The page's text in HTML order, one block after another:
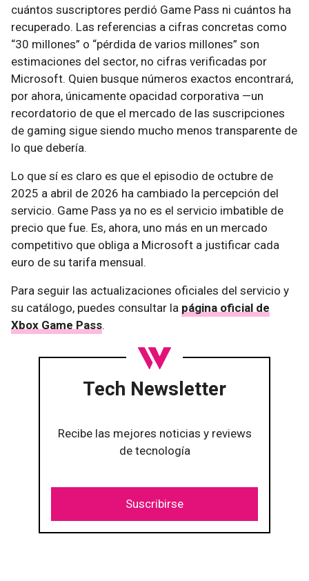
cuántos suscriptores perdió Game Pass ni cuántos ha
recuperado. Las referencias a cifras concretas como
“30 millones” o “pérdida de varios millones” son
estimaciones del sector, no cifras verificadas por
Microsoft. Quien busque números exactos encontrará,
por ahora, únicamente opacidad corporativa —un
recordatorio de que el mercado de las suscripciones
de gaming sigue siendo mucho menos transparente de
lo que debería.
Lo que sí es claro es que el episodio de octubre de
2025 a abril de 2026 ha cambiado la percepción del
servicio. Game Pass ya no es el servicio imbatible de
precio que fue. Es, ahora, uno más en un mercado
competitivo que obliga a Microsoft a justificar cada
euro de su tarifa mensual.
Para seguir las actualizaciones oficiales del servicio y
su catálogo, puedes consultar la página oficial de
Xbox Game Pass.
Tech Newsletter
Recibe las mejores noticias y reviews
de tecnología
Suscribirse